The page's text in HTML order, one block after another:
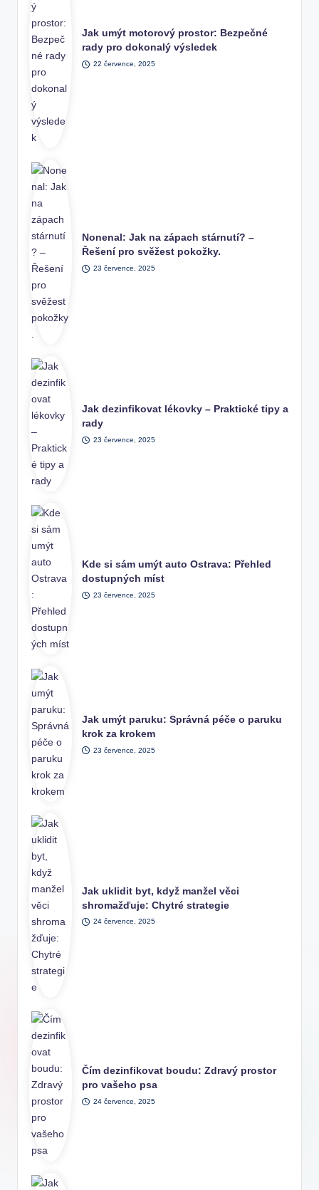
Jak umýt motorový prostor: Bezpečné
rady pro dokonalý výsledek
22 července, 2025
Nonenal: Jak na zápach stárnutí? –
Řešení pro svěžest pokožky.
23 července, 2025
Jak dezinfikovat lékovky – Praktické tipy a
rady
23 července, 2025
Kde si sám umýt auto Ostrava: Přehled
dostupných míst
23 července, 2025
Jak umýt paruku: Správná péče o paruku
krok za krokem
23 července, 2025
Jak uklidit byt, když manžel věci
shromažďuje: Chytré strategie
24 července, 2025
Čím dezinfikovat boudu: Zdravý prostor
pro vašeho psa
24 července, 2025